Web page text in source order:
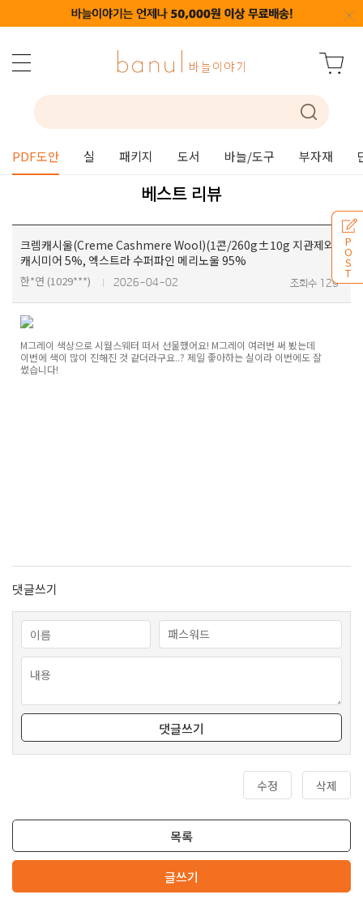
PDF도안 실 패키지 도서 바늘/도구 부자재
P
O
S
T
베스트 리뷰
크렘캐시울(Creme Cashmere Wool)(1콘/260g±10g 지관제외)
캐시미어 5%, 엑스트라 수퍼파인 메리노울 95%
한*연 (1029***) 2026-04-02 조회수 129
M그레이 색상으로 시월스웨터 떠서 선물했어요! M그레이 여러번 써 봤는데
이번에 색이 많이 진해진 것 같더라구요..? 제일 좋아하는 실이라 이번에도 잘
썼습니다!
댓글쓰기
댓글쓰기
수정 삭제
목록
글쓰기